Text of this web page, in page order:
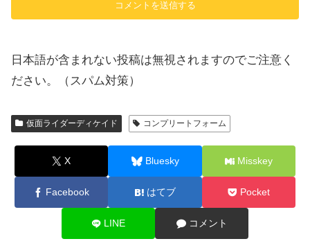
日本語が含まれない投稿は無視されますのでご注意く
ださい。（スパム対策）
仮面ライダーディケイド コンプリートフォーム
X Bluesky Misskey
Facebook はてブ Pocket
LINE コメント